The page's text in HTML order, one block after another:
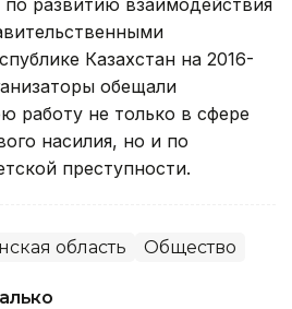
Казахстан на 2016-
обещали
работу не только в сфере
насилия, но и по
преступности.
область Общество